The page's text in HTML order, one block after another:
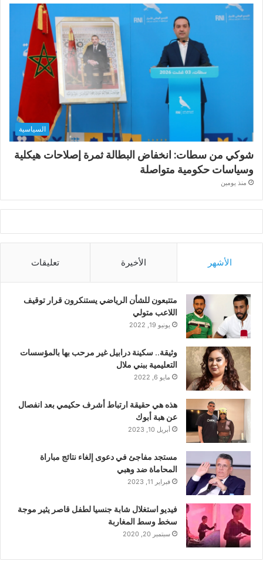
السياسية
شوكي من سطات: انخفاض البطالة ثمرة إصلاحات هيكلية
وسياسات حكومية متواصلة
منذ يومين
الأشهر الأخيرة تعليقات
متتبعون للشأن الرياضي يستنكرون قرار توقيف
اللاعب متولي
يونيو 19, 2022
وثيقة.. سكينة درابيل غير مرحب بها بالمؤسسات
التعليمية ببني ملال
مايو 6, 2022
هذه هي حقيقة ارتباط أشرف حكيمي بعد انفصال
عن هبة أبوك
أبريل 10, 2023
مستجد مفاجئ في دعوى إلغاء نتائج مباراة
المحاماة ضد وهبي
فبراير 11, 2023
فيديو استغلال شابة جنسيا لطفل قاصر يثير موجة
سخط وسط المغاربة
سبتمبر 20, 2020